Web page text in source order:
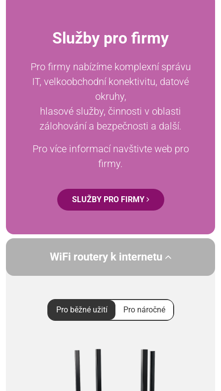
Služby pro firmy
Pro firmy nabízíme komplexní správu
IT, velkoobchodní konektivitu, datové
okruhy,
hlasové služby, činnosti v oblasti
zálohování a bezpečnosti a další.
Pro více informací navštivte web pro
firmy.
SLUŽBY PRO FIRMY
WiFi routery k internetu
Pro běžné užití Pro náročné